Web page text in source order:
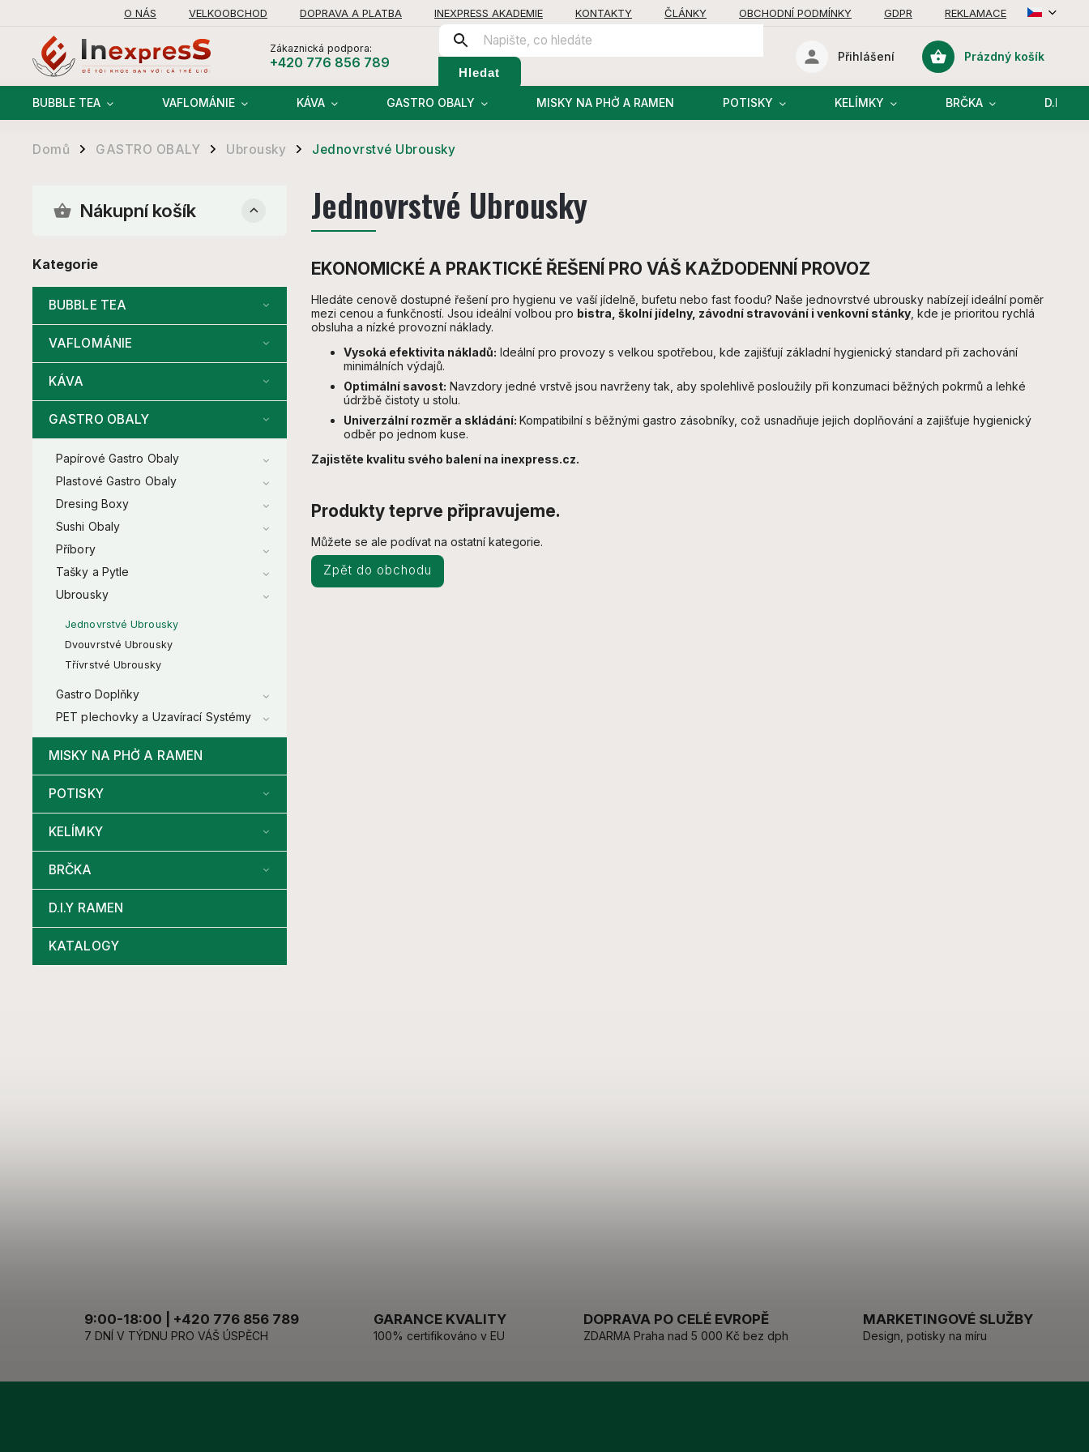
O NÁS VELKOOBCHOD DOPRAVA A PLATBA INEXPRESS AKADEMIE KONTAKTY ČLÁNKY OBCHODNÍ PODMÍNKY GDPR REKLAMACE
Zákaznická podpora:
+420 776 856 789
Hledat
Nákupní
Prázdný košík
Přihlášení
BUBBLE TEA VAFLOMÁNIE KÁVA GASTRO OBALY MISKY NA PHỞ A RAMEN POTISKY KELÍMKY BRČKA D.I.Y
Domů / GASTRO OBALY / Ubrousky / Jednovrstvé Ubrousky
Nákupní košík
Kategorie
BUBBLE TEA
VAFLOMÁNIE
KÁVA
GASTRO OBALY
Papírové Gastro Obaly
Plastové Gastro Obaly
Dresing Boxy
Sushi Obaly
Příbory
Tašky a Pytle
Ubrousky
Jednovrstvé Ubrousky
Dvouvrstvé Ubrousky
Třívrstvé Ubrousky
Gastro Doplňky
PET plechovky a Uzavírací Systémy
MISKY NA PHỞ A RAMEN
POTISKY
KELÍMKY
BRČKA
D.I.Y RAMEN
KATALOGY
Jednovrstvé Ubrousky
EKONOMICKÉ A PRAKTICKÉ ŘEŠENÍ PRO VÁŠ KAŽDODENNÍ PROVOZ
Hledáte cenově dostupné řešení pro hygienu ve vaší jídelně, bufetu nebo fast foodu? Naše jednovrstvé ubrousky nabízejí ideální poměr
mezi cenou a funkčností. Jsou ideální volbou pro bistra, školní jídelny, závodní stravování i venkovní stánky, kde je prioritou rychlá
obsluha a nízké provozní náklady.
Vysoká efektivita nákladů: Ideální pro provozy s velkou spotřebou, kde zajišťují základní hygienický standard při zachování
minimálních výdajů.
Optimální savost: Navzdory jedné vrstvě jsou navrženy tak, aby spolehlivě posloužily při konzumaci běžných pokrmů a lehké
údržbě čistoty u stolu.
Univerzální rozměr a skládání: Kompatibilní s běžnými gastro zásobníky, což usnadňuje jejich doplňování a zajišťuje hygienický
odběr po jednom kuse.
Zajistěte kvalitu svého balení na inexpress.cz.
Produkty teprve připravujeme.
Můžete se ale podívat na ostatní kategorie.
Zpět do obchodu
9:00-18:00 | +420 776 856 789
7 DNÍ V TÝDNU PRO VÁŠ ÚSPĚCH
GARANCE KVALITY
100% certifikováno v EU
DOPRAVA PO CELÉ EVROPĚ
ZDARMA Praha nad 5 000 Kč bez dph
MARKETINGOVÉ SLUŽBY
Design, potisky na míru